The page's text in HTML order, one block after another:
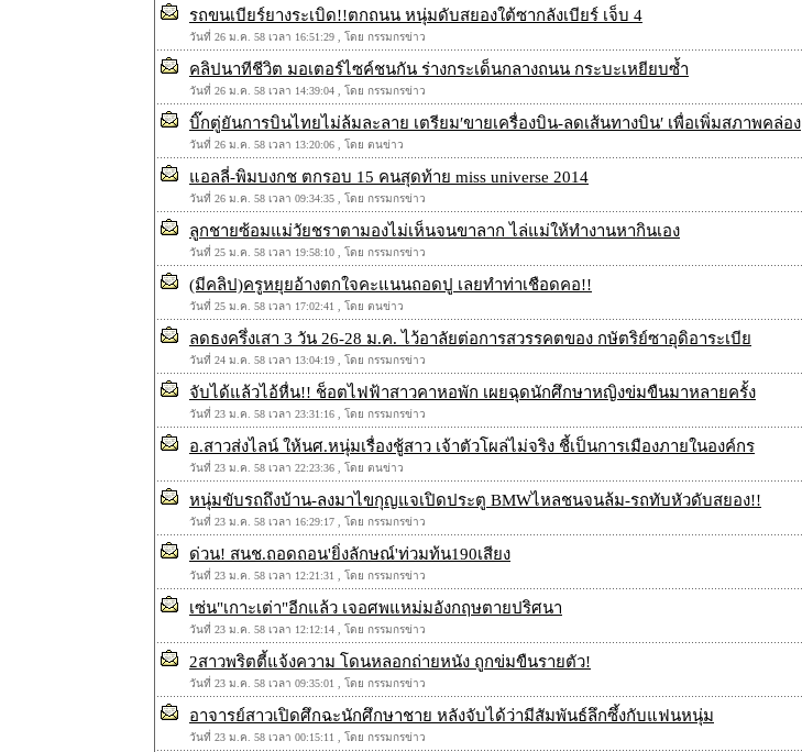
รถขนเบียร์ยางระเบิด!!ตกถนน หนุ่มดับสยองใต้ซากลังเบียร์ เจ็บ 4
วันที่ 26 ม.ค. 58 เวลา 16:51:29 , โดย กรรมกรข่าว
คลิปนาทีชีวิต มอเตอร์ไซค์ชนกัน ร่างกระเด็นกลางถนน กระบะเหยียบซ้ำ
วันที่ 26 ม.ค. 58 เวลา 14:39:04 , โดย กรรมกรข่าว
บิ๊กตู่ยันการบินไทยไม่ล้มละลาย เตรียม′ขายเครื่องบิน-ลดเส้นทางบิน′ เพื่อเพิ่มสภาพคล่อง
วันที่ 26 ม.ค. 58 เวลา 13:20:06 , โดย ตนข่าว
แอลลี่-พิมบงกช ตกรอบ 15 คนสุดท้าย miss universe 2014
วันที่ 26 ม.ค. 58 เวลา 09:34:35 , โดย กรรมกรข่าว
ลูกชายซ้อมแม่วัยชราตามองไม่เห็นจนขาลาก ไล่แม่ให้ทำงานหากินเอง
วันที่ 25 ม.ค. 58 เวลา 19:58:10 , โดย กรรมกรข่าว
(มีคลิป)ครูหยุยอ้างตกใจคะแนนถอดปู เลยทำท่าเชือดคอ!!
วันที่ 25 ม.ค. 58 เวลา 17:02:41 , โดย ตนข่าว
ลดธงครึ่งเสา 3 วัน 26-28 ม.ค. ไว้อาลัยต่อการสวรรคตของ กษัตริย์ซาอุดิอาระเบีย
วันที่ 24 ม.ค. 58 เวลา 13:04:19 , โดย กรรมกรข่าว
จับได้แล้วไอ้หื่น!! ช็อตไฟฟ้าสาวคาหอพัก เผยฉุดนักศึกษาหญิงข่มขืนมาหลายครั้ง
วันที่ 23 ม.ค. 58 เวลา 23:31:16 , โดย กรรมกรข่าว
อ.สาวส่งไลน์ ให้นศ.หนุ่มเรื่องชู้สาว เจ้าตัวโผล่ไม่จริง ชี้เป็นการเมืองภายในองค์กร
วันที่ 23 ม.ค. 58 เวลา 22:23:36 , โดย ตนข่าว
หนุ่มขับรถถึงบ้าน-ลงมาไขกุญแจเปิดประตู BMWไหลชนจนล้ม-รถทับหัวดับสยอง!!
วันที่ 23 ม.ค. 58 เวลา 16:29:17 , โดย กรรมกรข่าว
ด่วน! สนช.ถอดถอน'ยิ่งลักษณ์'ท่วมท้น190เสียง
วันที่ 23 ม.ค. 58 เวลา 12:21:31 , โดย กรรมกรข่าว
เซ่น"เกาะเต่า"อีกแล้ว เจอศพแหม่มอังกฤษตายปริศนา
วันที่ 23 ม.ค. 58 เวลา 12:12:14 , โดย กรรมกรข่าว
2สาวพริตตี้แจ้งความ โดนหลอกถ่ายหนัง ถูกข่มขืนรายตัว!
วันที่ 23 ม.ค. 58 เวลา 09:35:01 , โดย กรรมกรข่าว
อาจารย์สาวเปิดศึกฉะนักศึกษาชาย หลังจับได้ว่ามีสัมพันธ์ลึกซึ้งกับแฟนหนุ่ม
วันที่ 23 ม.ค. 58 เวลา 00:15:11 , โดย กรรมกรข่าว